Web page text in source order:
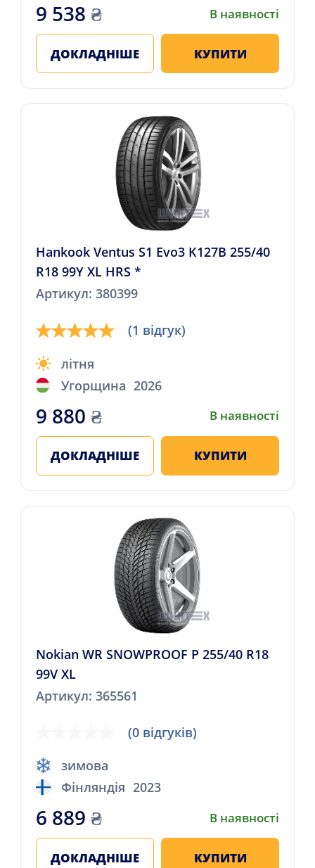
9 538 ₴ В наявності
ДОКЛАДНІШЕ КУПИТИ
Hankook Ventus S1 Evo3 K127B 255/40
R18 99Y XL HRS *
Артикул: 380399
(1 відгук)
літня
Угорщина 2026
9 880 ₴ В наявності
ДОКЛАДНІШЕ КУПИТИ
Nokian WR SNOWPROOF P 255/40 R18
99V XL
Артикул: 365561
(0 відгуків)
зимова
Фінляндія 2023
6 889 ₴ В наявності
ДОКЛАДНІШЕ КУПИТИ